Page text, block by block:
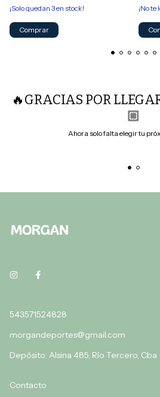
¡Solo quedan 3en stock!
Comprar
¡No
🔥GRACIAS POR
🏼
Ahora solo falta elegir tu
543571524828
morgandeportes@gmail.com
Depósito: Alsina 485, Río Tercero, Cba
Contacto